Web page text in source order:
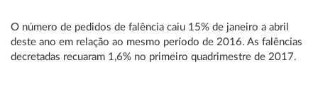
O número de pedidos de falência caiu 15% de janeiro a abril
deste ano em relação ao mesmo período de 2016. As falências
decretadas recuaram 1,6% no primeiro quadrimestre de 2017.